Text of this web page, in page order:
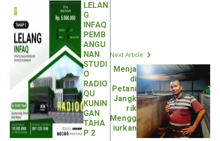
LELAN
G
INFAQ
PEMB
ANGU
NAN
STUDI
O
RADIO
QU
KUNIN
GAN
TAHA
P 2
Next Article
Menja
di
Petani
Jangk
rik
Mengg
iurkan